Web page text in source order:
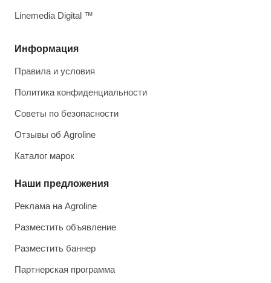
Информация
Правила и условия
Политика конфиденциальности
Советы по безопасности
Отзывы об Agroline
Каталог марок
Наши предложения
Реклама на Agroline
Разместить объявление
Разместить баннер
Партнерская программа
Linemedia Digital ™